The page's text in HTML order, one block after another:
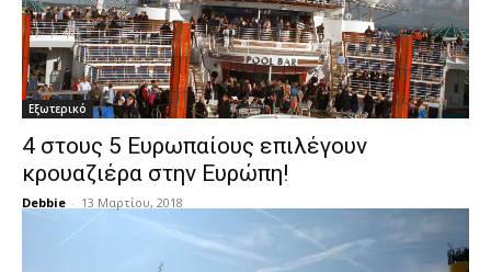
Εξωτερικό
4 στους 5 Ευρωπαίους επιλέγουν
κρουαζιέρα στην Ευρώπη!
Debbie - 13 Μαρτίου, 2018